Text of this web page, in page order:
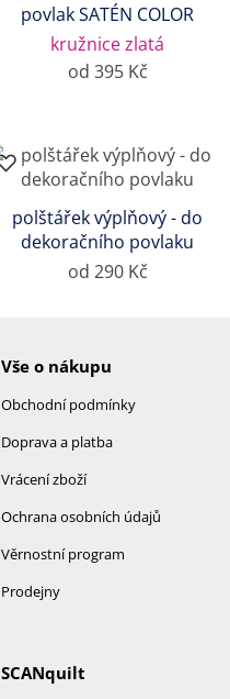
povlak SATÉN COLOR
kružnice zlatá
od 395 Kč
polštářek výplňový - do
dekoračního povlaku
od 290 Kč
Vše o nákupu
Obchodní podmínky
Doprava a platba
Vrácení zboží
Ochrana osobních údajů
Věrnostní program
Prodejny
SCANquilt